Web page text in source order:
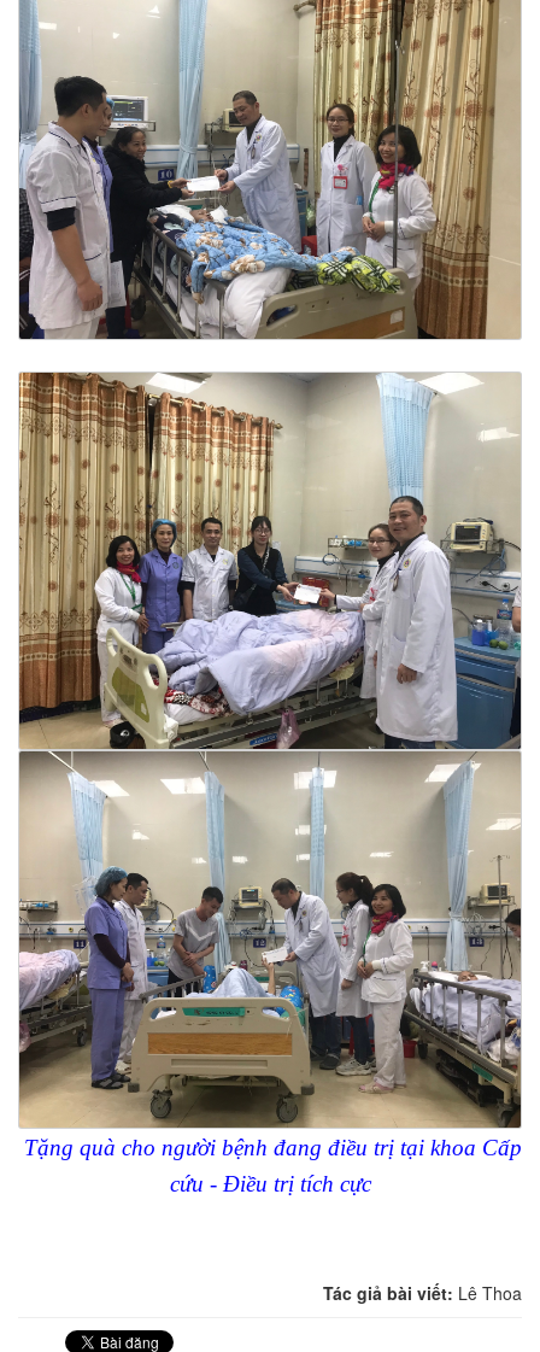
Tặng quà cho người bệnh đang điều trị tại khoa Cấp
cứu - Điều trị tích cực
Tác giả bài viết: Lê Thoa